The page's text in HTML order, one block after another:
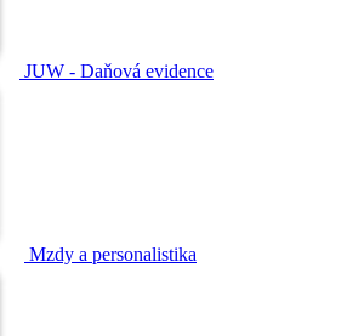
JUW - Daňová evidence
Mzdy a personalistika